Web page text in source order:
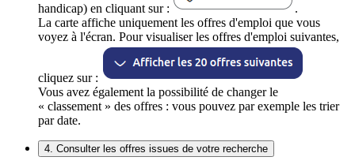
handicap) en cliquant sur :
.
La carte affiche uniquement les offres d'emploi que vous
voyez à l'écran. Pour visualiser les offres d'emploi suivantes,
cliquez sur :
Vous avez également la possibilité de changer le
« classement » des offres : vous pouvez par exemple les trier
par date.
4. Consulter les offres issues de votre recherche